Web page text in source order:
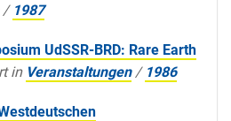
/ 1987
UdSSR-BRD: Rare Earth
in Veranstaltungen / 1986